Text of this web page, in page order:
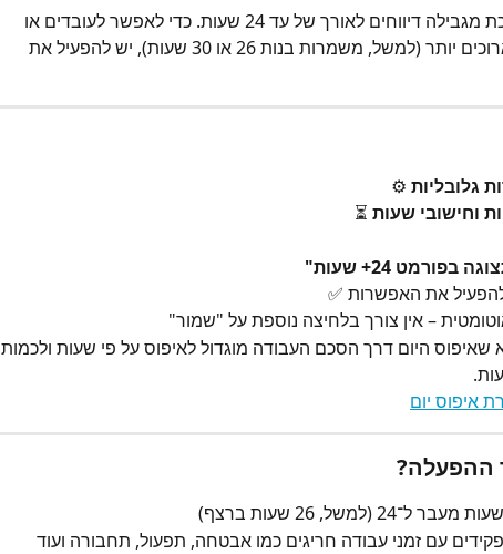
בברירת המחדל, המערכת מגבילה דיווחים לאורך של עד 24 שעות. כדי לאפשר לעובדים או
למנהלים להזין דיווחים ארוכים יותר (למשל, משמרות בנות 26 או 30 שעות), יש להפעיל את
גלובליות ⚙️
וחישובי שעות ⏳
24+ שעות"
את האפשרות ✅
– אין צורך בלחיצה נוספת על "שמור"
שאיפוס היום דרך הסכם העבודה מוגדול לאיפוס על פי שעות ולכמות
איפוס יום
ההפעלה?
(למשל, 26 שעות ברצף)
עם זמני עבודה חריגים כמו אבטחה, תפעול, תחבורה ועוד